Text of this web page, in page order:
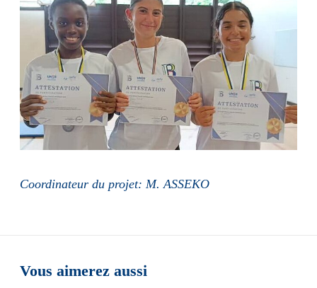
Coordinateur du projet: M. ASSEKO
Vous aimerez aussi